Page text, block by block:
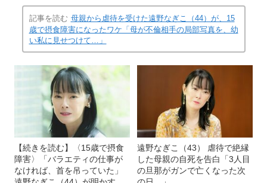
記事を読む 母親から虐待を受けた遠野なぎこ（44）が、15
歳で摂食障害になったワケ「母が不倫相手の局部写真を、幼
い私に見せつけて…」
【続きを読む】〈15歳で摂食
障害〉「バラエティの仕事が
なければ、首を吊っていた」
遠野なぎこ（43） 虐待で絶縁
した母親の自死を告白「3人目
の旦那がガンで亡くなった次